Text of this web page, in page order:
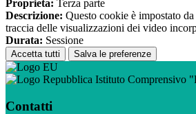
Proprieta: Terza parte
Descrizione: Questo cookie è impostato
traccia delle visualizzazioni dei video
Durata: Sessione
Accetta tutti Salva le preferenze
Istituto Comprensivo
Contatti